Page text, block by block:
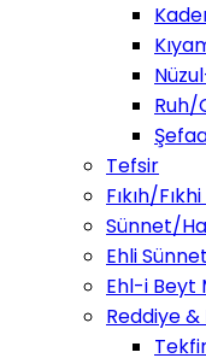
Ruh/
Tefsir
Fıkıh/
Sünnet/
Ehli
Ehl-i Beyt
Reddiye